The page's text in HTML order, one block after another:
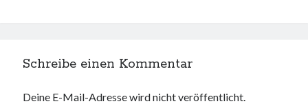
Schreibe einen Kommentar
Deine E-Mail-Adresse wird nicht veröffentlicht.